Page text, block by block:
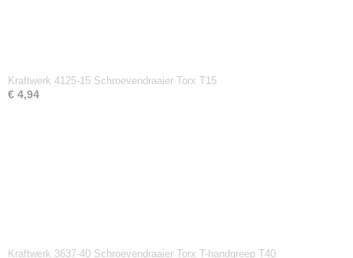
Kraftwerk 4125-15 Schroevendraaier Torx T15
€ 4,94
Kraftwerk 3637-40 Schroevendraaier Torx T-handgreep T40